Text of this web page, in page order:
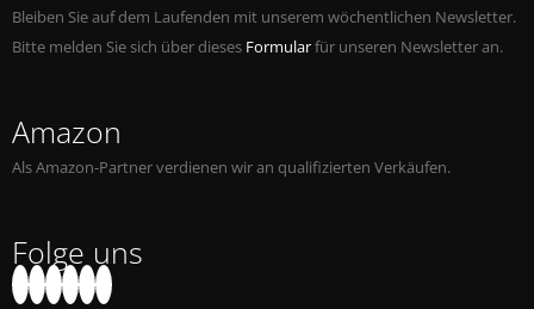
Bleiben Sie auf dem Laufenden mit unserem wöchentlichen Newsletter.
Bitte melden Sie sich über dieses Formularfür unseren Newsletter an.
Amazon
Als Amazon-Partner verdienen wir an qualifizierten Verkäufen.
Folge uns